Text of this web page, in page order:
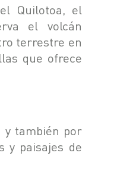
Quilotoa, el
el volcán
terrestre en
que ofrece
y también por
y paisajes de